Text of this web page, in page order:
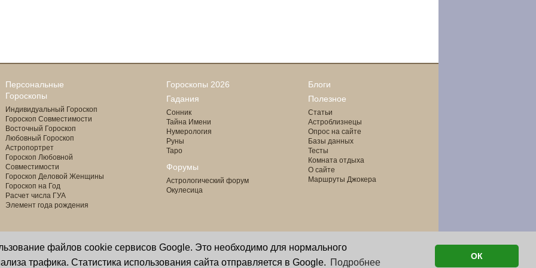
файлов cookie сервисов Google. Это необходимо для нормального
трафика. Статистика использования сайта отправляется в Google. Подробнее
ОК
Персональные
Гороскопы
Индивидуальный Гороскоп
Гороскоп Совместимости
Восточный Гороскоп
Любовный Гороскоп
Астропортрет
Гороскоп Любовной
Совместимости
Гороскоп Деловой Женщины
Гороскоп на Год
Расчет числа ГУА
Элемент года рождения
Гороскопы 2026
Гадания
Сонник
Тайна Имени
Нумерология
Руны
Таро
Форумы
Астрологический форум
Окулесица
Блоги
Полезное
Статьи
Астроблизнецы
Опрос на сайте
Базы данных
Тесты
Комната отдыха
О сайте
Маршруты Джокера
Copyright © 2000 - 2026 Oculus
Все права защищены
астролог И. Звягина
программист Ю. Данилов